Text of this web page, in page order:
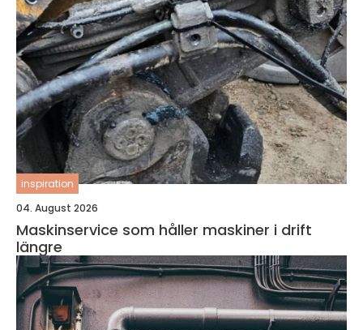
inspiration
04. August 2026
Maskinservice som håller maskiner i drift
längre